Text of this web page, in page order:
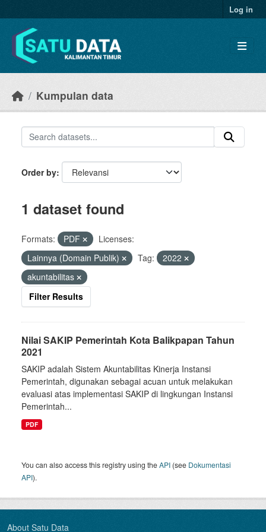
Log in
Kumpulan data
Order by
1 dataset found
Formats: PDF
Licenses:
Lainnya (Domain Publik)
Tag:
2022
akuntabilitas
Filter Results
Nilai SAKIP Pemerintah Kota Balikpapan Tahun
2021
SAKIP adalah Sistem Akuntabilitas Kinerja Instansi
Pemerintah, digunakan sebagai acuan untuk melakukan
evaluasi atas implementasi SAKIP di lingkungan Instansi
Pemerintah...
PDF
You can also access this registry using theAPI (see Dokumentasi
API).
About Satu Data